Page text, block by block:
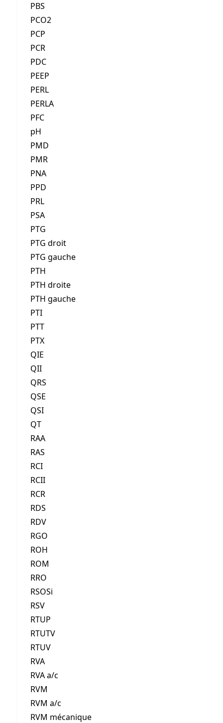
PBS
PCO2
PCP
PCR
PDC
PEEP
PERL
PERLA
PFC
pH
PMD
PMR
PNA
PPD
PRL
PSA
PTG
PTG droit
PTG gauche
PTH
PTH droite
PTH gauche
PTI
PTT
PTX
QIE
QII
QRS
QSE
QSI
QT
RAA
RAS
RCI
RCII
RCR
RDS
RDV
RGO
ROH
ROM
RRO
RSOSi
RSV
RTUP
RTUTV
RTUV
RVA
RVA a/c
RVM
RVM a/c
RVM mécanique